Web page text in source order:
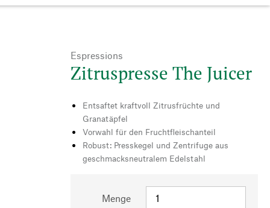
Espressions
Zitruspresse The Juicer
Entsaftet kraftvoll Zitrusfrüchte und
Granatäpfel
Vorwahl für den Fruchtfleischanteil
Robust: Presskegel und Zentrifuge aus
geschmacksneutralem Edelstahl
Menge